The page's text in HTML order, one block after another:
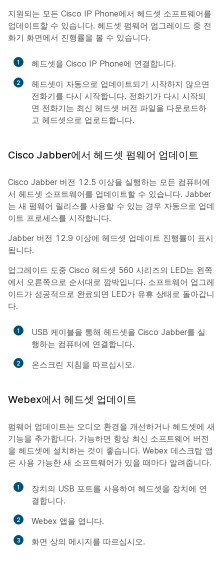
지원되는 모든 Cisco IP Phone에서 헤드셋 소프트웨어를
업데이트할 수 있습니다. 헤드셋 펌웨어 업그레이드 중 전
화기 화면에서 진행률을 볼 수 있습니다.
1 헤드셋을 Cisco IP Phone에 연결합니다.
2
헤드셋이 자동으로 업데이트되기 시작하지 않으면
전화기를 다시 시작합니다. 전화기가 다시 시작되
면 전화기는 최신 헤드셋 버전 파일을 다운로드하
고 헤드셋으로 업로드합니다.
Cisco Jabber에서 헤드셋 펌웨어 업데이트
Cisco Jabber 버전 12.5 이상을 실행하는 모든 컴퓨터에
서 헤드셋 소프트웨어를 업데이트할 수 있습니다. Jabber
는 새 펌웨어 릴리스를 사용할 수 있는 경우 자동으로 업데
이트 프로세스를 시작합니다.
Jabber 버전 12.9 이상에 헤드셋 업데이트 진행률이 표시
됩니다.
업그레이드 도중 Cisco 헤드셋 560 시리즈의 LED는 왼쪽
에서 오른쪽으로 순서대로 깜박입니다. 소프트웨어 업그레
이드가 성공적으로 완료되면 LED가 유휴 상태로 돌아갑니
다.
1
USB 케이블을 통해 헤드셋을 Cisco Jabber를 실
행하는 컴퓨터에 연결합니다.
2 온스크린 지침을 따르십시오.
Webex에서 헤드셋 업데이트
펌웨어 업데이트는 오디오 환경을 개선하거나 헤드셋에 새
기능을 추가합니다. 가능하면 항상 최신 소프트웨어 버전
을 헤드셋에 설치하는 것이 좋습니다. Webex 데스크탑 앱
은 사용 가능한 새 소프트웨어가 있을 때마다 알려줍니다.
1
장치의 USB 포트를 사용하여 헤드셋을 장치에 연
결합니다.
2 Webex 앱을 엽니다.
3 화면 상의 메시지를 따르십시오.